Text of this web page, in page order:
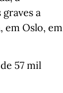
a
Oslo, em
57 mil